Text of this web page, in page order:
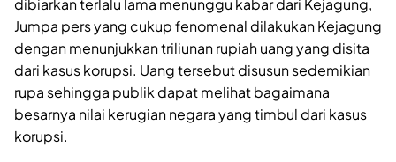
dibiarkan terlalu lama menunggu kabar dari Kejagung,
Jumpa pers yang cukup fenomenal dilakukan Kejagung
dengan menunjukkan triliunan rupiah uang yang disita
dari kasus korupsi. Uang tersebut disusun sedemikian
rupa sehingga publik dapat melihat bagaimana
besarnya nilai kerugian negara yang timbul dari kasus
korupsi.